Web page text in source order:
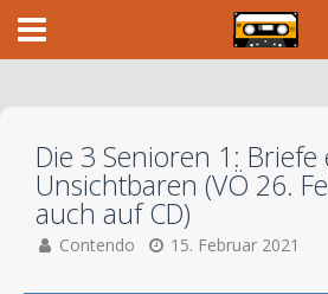
Die 3 Senioren 1: Briefe
Unsichtbaren (VÖ 26.
auch auf CD)
Contendo 15. Februar 2021